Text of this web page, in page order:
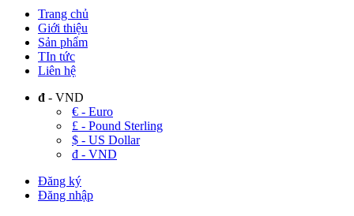
Trang chủ
Giới thiệu
Sản phẩm
TIn tức
Liên hệ
đ - VND
€ - Euro
£ - Pound Sterling
$ - US Dollar
đ - VND
Đăng ký
Đăng nhập